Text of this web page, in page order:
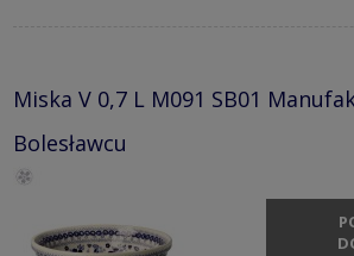
Miska V 0,7 L M091 SB01
Bolesławcu